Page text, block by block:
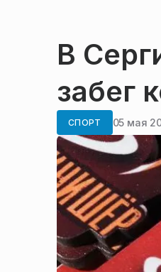
В
забег
СПОРТ 05 мая